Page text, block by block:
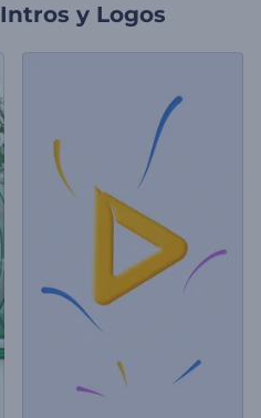
Intros y Logos